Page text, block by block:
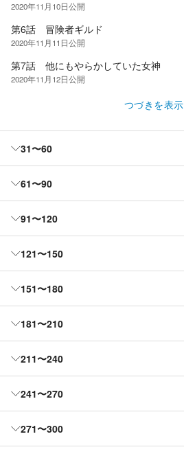
2020年11月10日公開
第6話 冒険者ギルド
2020年11月11日公開
第7話 他にもやらかしていた女神
2020年11月12日公開
つづきを表示
31〜60
61〜90
91〜120
121〜150
151〜180
181〜210
211〜240
241〜270
271〜300